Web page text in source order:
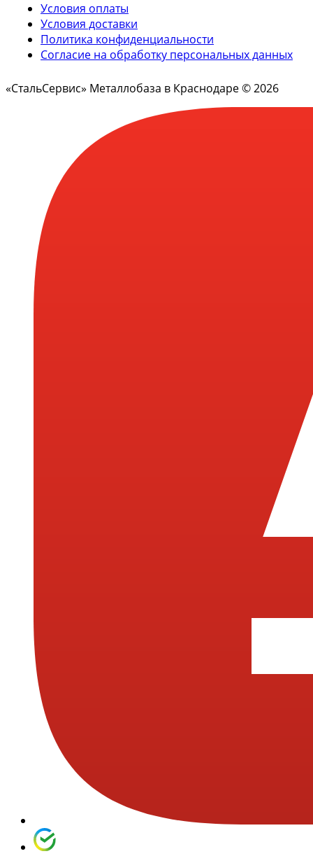
Условия оплаты
Условия доставки
Политика конфиденциальности
Согласие на обработку персональных данных
«СтальСервис» Металлобаза в Краснодаре © 2026